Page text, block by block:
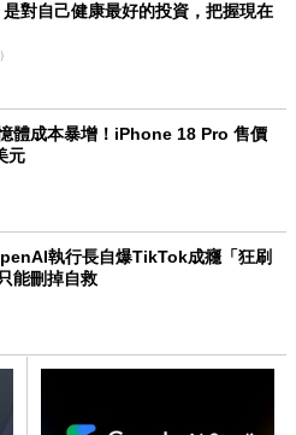
對自己健康最好的投資，把握現在
體成本暴增！iPhone 18 Pro 售價
元
執行長自爆TikTok成癮「狂刷
能刪掉自救